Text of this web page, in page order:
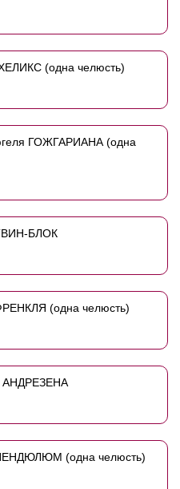
(одна челюсть)
ГОЖГАРИАНА (одна
БЛОК
(одна челюсть)
АНДРЕЗЕНА
(одна челюсть)